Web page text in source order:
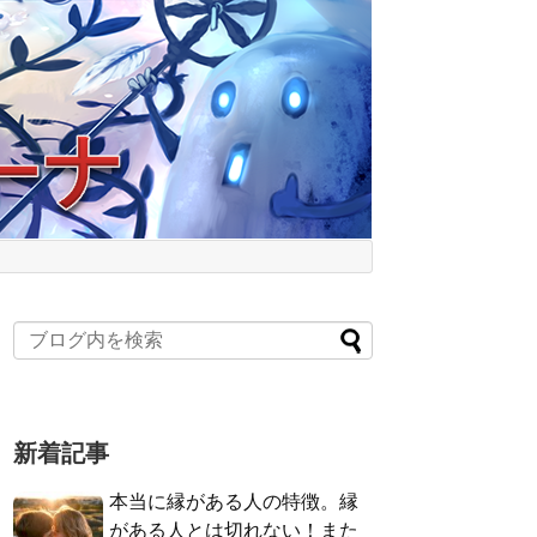
新着記事
本当に縁がある人の特徴。縁
がある人とは切れない！また